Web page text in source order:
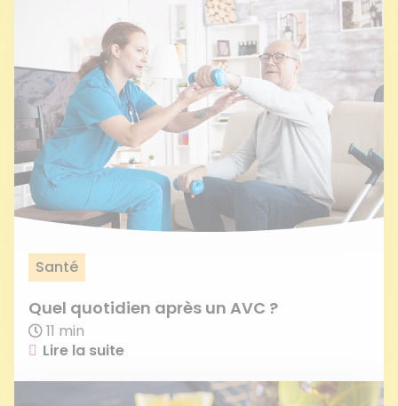
Santé
Quel quotidien après un AVC ?
11 min
Lire la suite